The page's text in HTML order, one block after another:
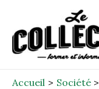
contenu
Accueil Société
navigation